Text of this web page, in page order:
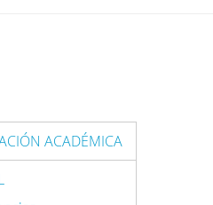
ACADÉMICA